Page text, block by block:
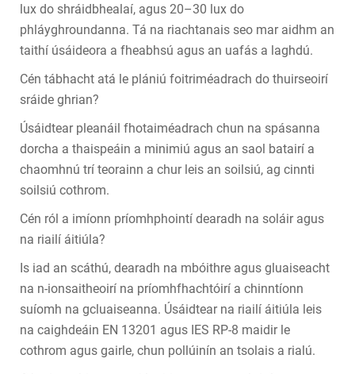
lux do shráidbhealaí, agus 20–30 lux do
phláyghroundanna. Tá na riachtanais seo mar aidhm an
taithí úsáideora a fheabhsú agus an uafás a laghdú.
Cén tábhacht atá le plániú foitriméadrach do thuirseoirí
sráide ghrian?
Úsáidtear pleanáil fhotaiméadrach chun na spásanna
dorcha a thaispeáin a minimiú agus an saol batairí a
chaomhnú trí teorainn a chur leis an soilsiú, ag cinnti
soilsiú cothrom.
Cén ról a imíonn príomhphointí dearadh na soláir agus
na riailí áitiúla?
Is iad an scáthú, dearadh na mbóithre agus gluaiseacht
na n-ionsaitheoirí na príomhfhachtóirí a chinntíonn
suíomh na gcluaiseanna. Úsáidtear na riailí áitiúla leis
na caighdeáin EN 13201 agus IES RP-8 maidir le
cothrom agus gairle, chun pollúinín an tsolais a rialú.